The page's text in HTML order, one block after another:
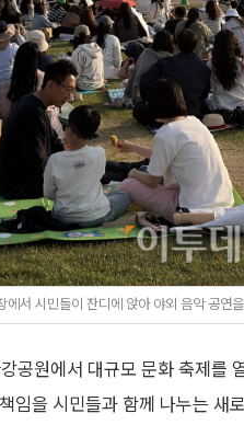
서 시민들이 잔디에 앉아 야외 음악 공연
공원에서 대규모 문화 축제를
임을 시민들과 함께 나누는 새